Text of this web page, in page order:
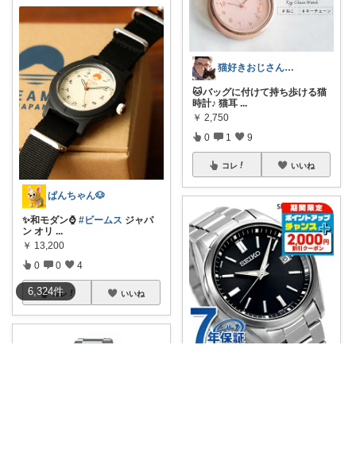
6,324件
ぱんちゃん🐶
✨和モダン⌚️ #ビームス ジャパ
ン オリ ...
￥ 13,200
0 0 4
コレ いいね
猫好きおじさんのインテリア雑貨
🐱バッグに付けて持ち歩ける猫
時計♪ 猫耳 ...
￥ 2,750
0 1 9
コレ いいね